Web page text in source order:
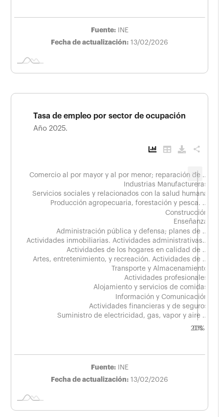
Fuente:
INE
Fecha de actualización: 13/02/2026
Tasa de empleo por sector de ocupación
Año 2025.
share
Tasa de empleo por sector de ocupación
Actividades inmobiliarias. Actividades administrativas…
Comercio al por mayor y al por menor; reparación de …
Industrias Manufactureras
Servicios sociales y relacionados con la salud humana
Producción agropecuaria, forestación y pesca. …
Construcción
Enseñanza
Administración pública y defensa; planes de …
Actividades inmobiliarias. Actividades administrativas…
Actividades de los hogares en calidad de …
Artes, entretenimiento, y recreación. Actividades de …
Transporte y Almacenamiento
Actividades profesionales
Alojamiento y servicios de comidas
Información y Comunicación
Actividades financieras y de seguros
Suministro de electricidad, gas, vapor y aire …
L
-20%
-10%
0%
40%
20%
30%
Fuente:
INE
Fecha de actualización: 13/02/2026
...